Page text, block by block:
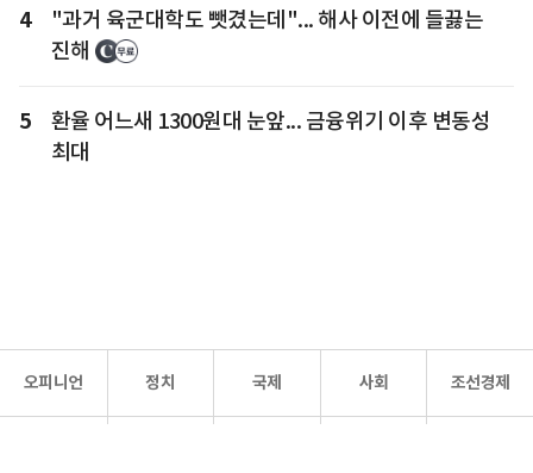
4
"과거 육군대학도 뺏겼는데"... 해사 이전에 들끓는
진해
5
환율 어느새 1300원대 눈앞... 금융위기 이후 변동성
최대
오피니언 정치 국제 사회 조선경제